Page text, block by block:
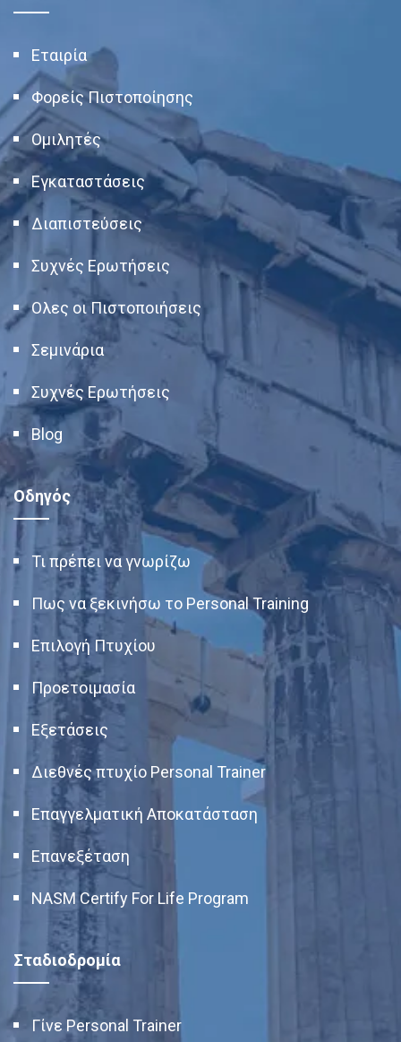
Εταιρία
Φορείς Πιστοποίησης
Ομιλητές
Εγκαταστάσεις
Διαπιστεύσεις
Συχνές Ερωτήσεις
Ολες οι Πιστοποιήσεις
Σεμινάρια
Συχνές Ερωτήσεις
Blog
Οδηγός
Τι πρέπει να γνωρίζω
Πως να ξεκινήσω το Personal Training
Επιλογή Πτυχίου
Προετοιμασία
Εξετάσεις
Διεθνές πτυχίο Personal Trainer
Επαγγελματική Αποκατάσταση
Επανεξέταση
NASM Certify For Life Program
Σταδιοδρομία
Γίνε Personal Trainer